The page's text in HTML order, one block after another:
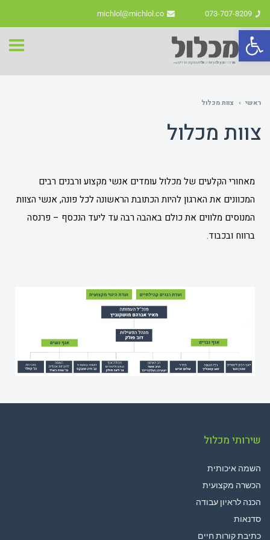
פתח סרגל נגישות
073-707-8209
michlol@michlol.co
ראשי › צוות מכלול
צוות מכלול
מאחורי הקלעים של מכלול עומדים אנשי מקצוע ורבנים רבים
המכוונים את הארגון להיות הכתובת הראשונה לכל פונה, אנשי הצוות
המנוסים מלווים את כולם באהבה רבה עד ליעד הנכסף – פרנסה
ברווח ובכבוד.
שירותי מכלול
השמה איכותית
הכשרה מקצועית
הכנה לראיון עבודה
סדנאות
כתיבת קורות חיים